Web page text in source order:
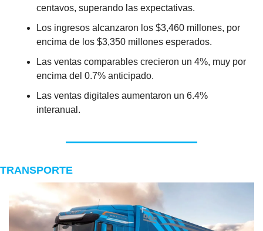
centavos, superando las expectativas.
Los ingresos alcanzaron los $3,460 millones, por
encima de los $3,350 millones esperados.
Las ventas comparables crecieron un 4%, muy por
encima del 0.7% anticipado.
Las ventas digitales aumentaron un 6.4%
interanual.
TRANSPORTE